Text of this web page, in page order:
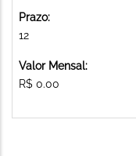
Prazo:
12
Valor Mensal:
R$ 0.00